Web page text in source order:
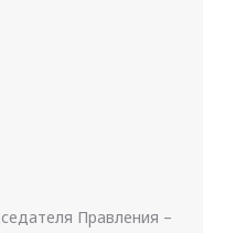
Правления –